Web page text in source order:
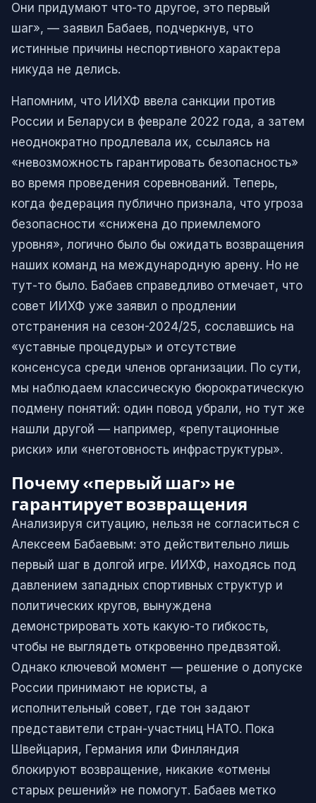
Они придумают что-то другое, это первый
шаг», — заявил Бабаев, подчеркнув, что
истинные причины неспортивного характера
никуда не делись.
Напомним, что ИИХФ ввела санкции против
России и Беларуси в феврале 2022 года, а затем
неоднократно продлевала их, ссылаясь на
«невозможность гарантировать безопасность»
во время проведения соревнований. Теперь,
когда федерация публично признала, что угроза
безопасности «снижена до приемлемого
уровня», логично было бы ожидать возвращения
наших команд на международную арену. Но не
тут-то было. Бабаев справедливо отмечает, что
совет ИИХФ уже заявил о продлении
отстранения на сезон-2024/25, сославшись на
«уставные процедуры» и отсутствие
консенсуса среди членов организации. По сути,
мы наблюдаем классическую бюрократическую
подмену понятий: один повод убрали, но тут же
нашли другой — например, «репутационные
риски» или «неготовность инфраструктуры».
Почему «первый шаг» не
гарантирует возвращения
Анализируя ситуацию, нельзя не согласиться с
Алексеем Бабаевым: это действительно лишь
первый шаг в долгой игре. ИИХФ, находясь под
давлением западных спортивных структур и
политических кругов, вынуждена
демонстрировать хоть какую-то гибкость,
чтобы не выглядеть откровенно предвзятой.
Однако ключевой момент — решение о допуске
России принимают не юристы, а
исполнительный совет, где тон задают
представители стран-участниц НАТО. Пока
Швейцария, Германия или Финляндия
блокируют возвращение, никакие «отмены
старых решений» не помогут. Бабаев метко